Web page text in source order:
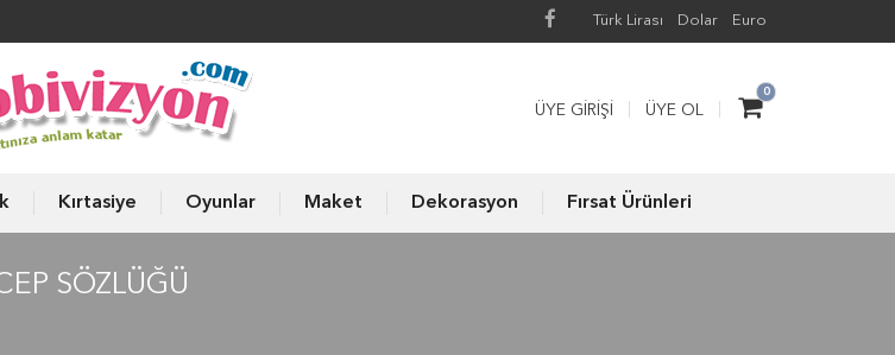
Türk Lirası Dolar Euro
0
ÜYE GIRIŞI ÜYE OL
Kırtasiye Oyunlar Maket Dekorasyon Fırsat Ürünleri
SÖZLÜĞÜ